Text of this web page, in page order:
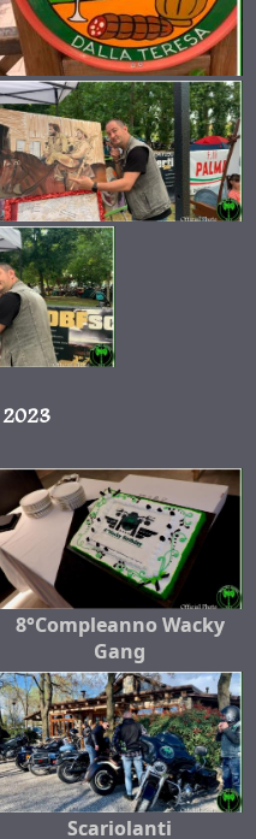
2023
8°Compleanno Wacky
Gang
Scariolanti